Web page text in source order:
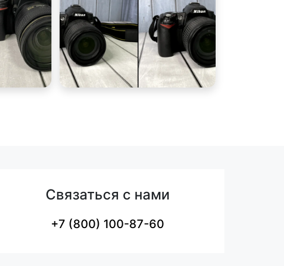
Связаться с нами
+7 (800) 100-87-60